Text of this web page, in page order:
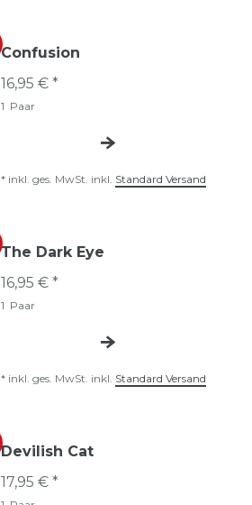
Confusion
16,95 € *
1 Paar
* inkl. ges. MwSt. inkl. Standard Versand
The Dark Eye
16,95 € *
1 Paar
* inkl. ges. MwSt. inkl. Standard Versand
Devilish Cat
17,95 € *